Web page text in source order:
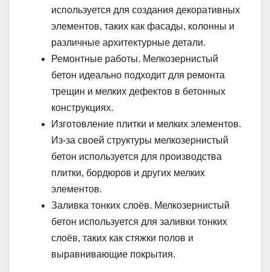
используется для создания декоративных
элементов, таких как фасады, колонны и
различные архитектурные детали.
Ремонтные работы. Мелкозернистый
бетон идеально подходит для ремонта
трещин и мелких дефектов в бетонных
конструкциях.
Изготовление плитки и мелких элементов.
Из-за своей структуры мелкозернистый
бетон используется для производства
плитки, бордюров и других мелких
элементов.
Заливка тонких слоёв. Мелкозернистый
бетон используется для заливки тонких
слоёв, таких как стяжки полов и
выравнивающие покрытия.